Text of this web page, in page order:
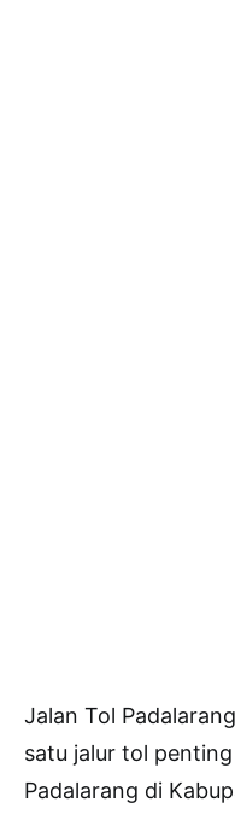
Jalan Tol
satu jalur tol
Padalarang di